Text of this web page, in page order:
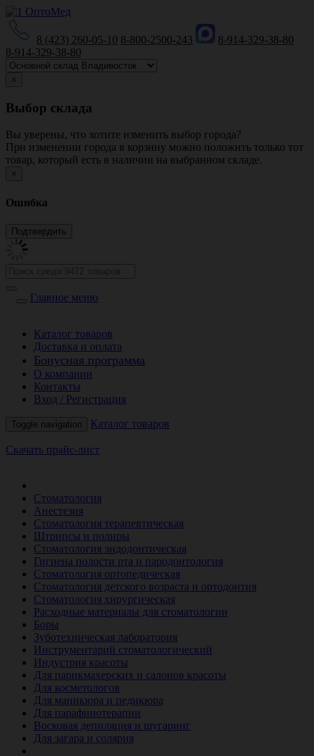
8 (423) 260-05-10 8-800-2500-243
8-914-329-38-80
8-914-329-38-80
×
Выбор склада
Вы уверены, что хотите изменить выбор города?
При изменении города в корзину можно положить только тот
товар, который есть в наличии на выбранном складе.
×
Ошибка
Главное меню
Каталог товаров
Доставка и оплата
Бонусная программа
О компании
Контакты
Вход / Регистрация
Toggle navigation Каталог товаров
Скачать прайс-лист
Стоматология
Анестезия
Стоматология терапевтическая
Штрипсы и полиры
Стоматология эндодонтическая
Гигиена полости рта и пародонтология
Стоматология ортопедическая
Стоматология детского возраста и ортодонтия
Стоматология хирургическая
Расходные материалы для стоматологии
Боры
Зуботехническая лаборатория
Инструментарий стоматологический
Индустрия красоты
Для парикмахерских и салонов красоты
Для косметологов
Для маникюра и педикюра
Для парафинотерапии
Восковая депиляция и шугаринг
Для загара и солярия